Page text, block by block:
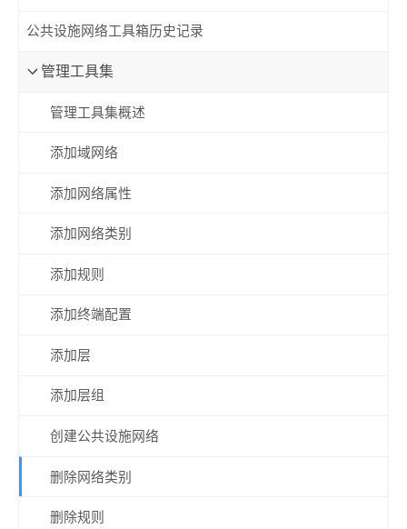
公共设施网络工具箱历史记录
管理工具集
管理工具集概述
添加域网络
添加网络属性
添加网络类别
添加规则
添加终端配置
添加层
添加层组
创建公共设施网络
删除网络类别
删除规则